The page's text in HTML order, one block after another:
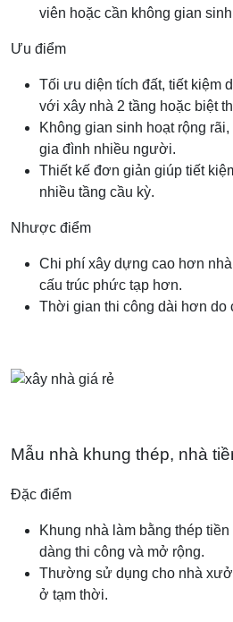
viên hoặc cần không gian
Ưu điểm
Tối ưu diện tích đất, tiết kiệm
với xây nhà 2 tầng hoặc biệt
Không gian sinh hoạt rộng
gia đình nhiều người.
Thiết kế đơn giản giúp tiết
nhiều tầng cầu kỳ.
Nhược điểm
Chi phí xây dựng cao hơn
cấu trúc phức tạp hơn.
Thời gian thi công dài hơn do
Mẫu nhà khung thép, nhà
Đặc điểm
Khung nhà làm bằng thép
dàng thi công và mở rộng.
Thường sử dụng cho nhà
ở tạm thời.